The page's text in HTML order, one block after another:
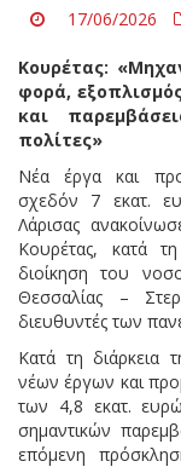
17/06/2026
Κουρέτας:
φορά,
και
πολίτες»
Νέα έργα και
σχεδόν 7 εκατ.
Λάρισας
Κουρέτας, κατά
διοίκηση του
Θεσσαλίας –
διευθυντές των
Κατά τη διάρκεια
νέων έργων και
των 4,8 εκατ.
σημαντικών
επόμενη